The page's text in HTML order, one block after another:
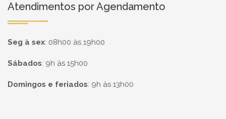
Atendimentos por Agendamento
Seg à sex: 08h00 às 19h00
Sábados: 9h às 15h00
Domingos e feriados: 9h às 13h00